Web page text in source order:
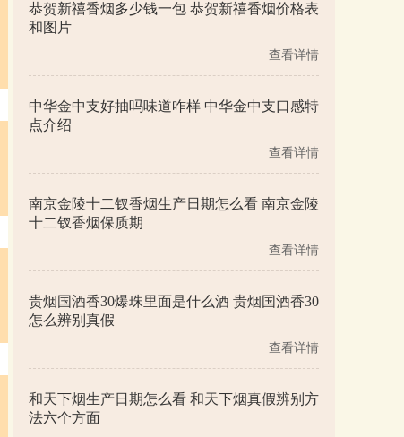
恭贺新禧香烟多少钱一包 恭贺新禧香烟价格表
和图片
查看详情
中华金中支好抽吗味道咋样 中华金中支口感特
点介绍
查看详情
南京金陵十二钗香烟生产日期怎么看 南京金陵
十二钗香烟保质期
查看详情
贵烟国酒香30爆珠里面是什么酒 贵烟国酒香30
怎么辨别真假
查看详情
和天下烟生产日期怎么看 和天下烟真假辨别方
法六个方面